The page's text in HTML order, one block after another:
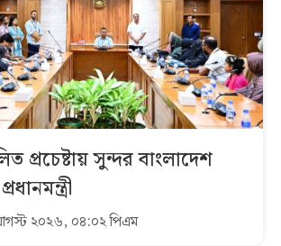
প্রচেষ্টায় সুন্দর বাংলাদেশ
২০২৬, ০৪:০২ পিএম